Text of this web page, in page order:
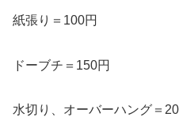
紙張り＝100円
ドーブチ＝150円
水切り、オーバーハング＝